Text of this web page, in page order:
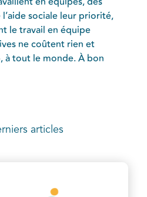
sociale leur priorité,
le travail en équipe
ne coûtent rien et
à tout le monde. À bon
articles